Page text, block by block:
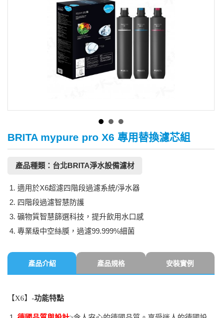
BRITA mypure pro X6 專用替換濾芯組
產品種類：台北BRITA淨水設備濾材
適用於X6超濾四階段過濾系統/淨水器
四階段過濾智慧防護
礦物質智慧篩選科技，提升飲用水口感
專業級中空絲膜，過濾99.999%細菌
產品介紹 產品規格 安裝實例
【X6】-功能特點